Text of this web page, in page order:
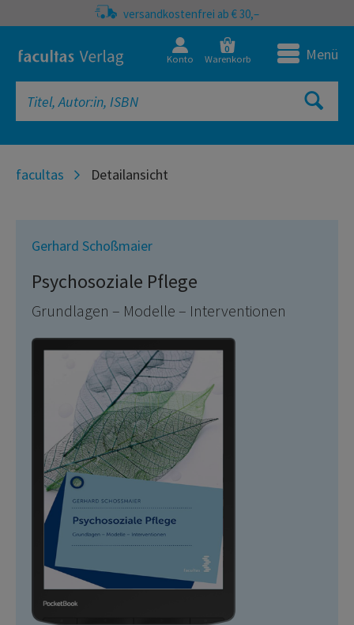
versandkostenfrei ab € 30,–
Konto
0
Warenkorb Menü
facultas Detailansicht
Gerhard Schoßmaier
Psychosoziale Pflege
Grundlagen – Modelle – Interventionen